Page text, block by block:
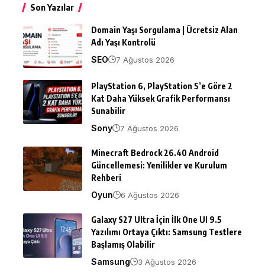
Son Yazılar
Domain Yaşı Sorgulama | Ücretsiz Alan
Adı Yaşı Kontrolü
SEO
7 Ağustos 2026
PlayStation 6, PlayStation 5’e Göre 2
Kat Daha Yüksek Grafik Performansı
Sunabilir
Sony
7 Ağustos 2026
Minecraft Bedrock 26.40 Android
Güncellemesi: Yenilikler ve Kurulum
Rehberi
Oyun
6 Ağustos 2026
Galaxy S27 Ultra İçin İlk One UI 9.5
Yazılımı Ortaya Çıktı: Samsung Testlere
Başlamış Olabilir
Samsung
3 Ağustos 2026